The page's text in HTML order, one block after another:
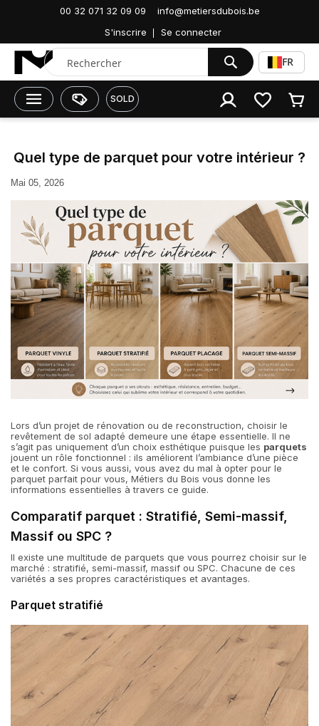
00 32 071 32 09 09
info@metiersdubois.be
S'inscrire
Se connecter
ChercherFR
SOLD
Nos conseils
Astuces, conseils et actualité
Quel type de parquet pour votre intérieur ?
Quel type de parquet pour votre intérieur ?
Mai 05, 2026
Lors d’un projet de rénovation ou de reconstruction, choisir le
revêtement de sol adapté demeure une étape essentielle. Il ne
s’agit pas uniquement d’un choix esthétique puisque les parquets
jouent un rôle fonctionnel : ils améliorent l’ambiance d’une pièce
et le confort. Si vous aussi, vous avez du mal à opter pour le
parquet parfait pour vous, Métiers du Bois vous donne les
informations essentielles à travers ce guide.
Comparatif parquet : Stratifié, Semi-massif,
Massif ou SPC ?
Il existe une multitude de parquets que vous pourrez choisir sur le
marché : stratifié, semi-massif, massif ou SPC. Chacune de ces
variétés a ses propres caractéristiques et avantages.
Parquet stratifié